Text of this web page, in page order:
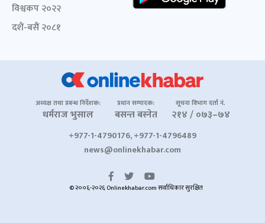
विश्वकप २०२२
दशैं-बसैं २०८१
अध्यक्ष तथा प्रबन्ध निर्देशक:
धर्मराज भुसाल
प्रधान सम्पादक:
बसन्त बस्नेत
सूचना विभाग दर्ता नं.
२१४ / ०७३–७४
+977-1-4790176, +977-1-4796489
news@onlinekhabar.com
© २००६-२०२६ Onlinekhabar.com सर्वाधिकार सुरक्षित